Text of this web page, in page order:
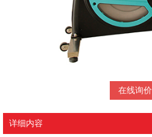
在线询价
详细内容